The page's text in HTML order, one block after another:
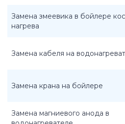
Замена змеевика в бойлере
нагрева
Замена кабеля на
Замена крана на бойлере
Замена магниевого анода в